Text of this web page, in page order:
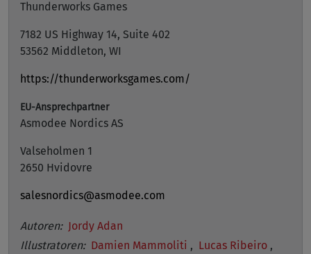
Thunderworks Games
7182 US Highway 14, Suite 402
53562 Middleton, WI
https://thunderworksgames.com/
EU-Ansprechpartner
Asmodee Nordics AS
Valseholmen 1
2650 Hvidovre
salesnordics@asmodee.com
Autoren: Jordy Adan
Illustratoren: Damien Mammoliti , Lucas Ribeiro ,